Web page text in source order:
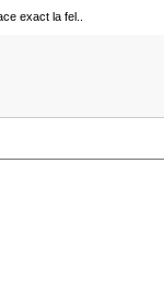
exact la fel..